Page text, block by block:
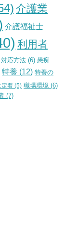
介護業
介護福祉士
利用者
対応方法 (6) 愚痴
特養 (12) 特養の
定着 (5) 職場環境 (6)
(7)